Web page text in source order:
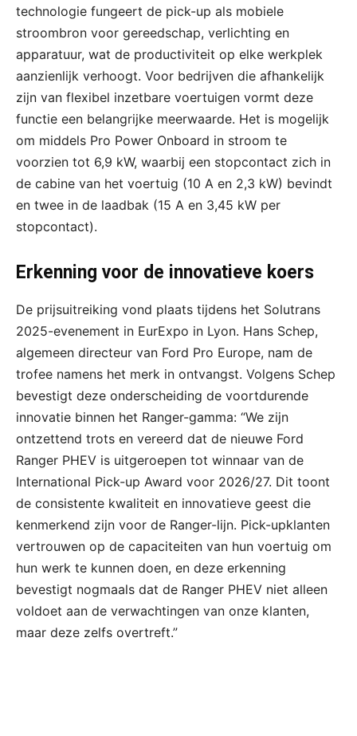
technologie fungeert de pick-up als mobiele
stroombron voor gereedschap, verlichting en
apparatuur, wat de productiviteit op elke werkplek
aanzienlijk verhoogt. Voor bedrijven die afhankelijk
zijn van flexibel inzetbare voertuigen vormt deze
functie een belangrijke meerwaarde. Het is mogelijk
om middels Pro Power Onboard in stroom te
voorzien tot 6,9 kW, waarbij een stopcontact zich in
de cabine van het voertuig (10 A en 2,3 kW) bevindt
en twee in de laadbak (15 A en 3,45 kW per
stopcontact).
Erkenning voor de innovatieve koers
De prijsuitreiking vond plaats tijdens het Solutrans
2025-evenement in EurExpo in Lyon. Hans Schep,
algemeen directeur van Ford Pro Europe, nam de
trofee namens het merk in ontvangst. Volgens Schep
bevestigt deze onderscheiding de voortdurende
innovatie binnen het Ranger-gamma: “We zijn
ontzettend trots en vereerd dat de nieuwe Ford
Ranger PHEV is uitgeroepen tot winnaar van de
International Pick-up Award voor 2026/27. Dit toont
de consistente kwaliteit en innovatieve geest die
kenmerkend zijn voor de Ranger-lijn. Pick-upklanten
vertrouwen op de capaciteiten van hun voertuig om
hun werk te kunnen doen, en deze erkenning
bevestigt nogmaals dat de Ranger PHEV niet alleen
voldoet aan de verwachtingen van onze klanten,
maar deze zelfs overtreft.”